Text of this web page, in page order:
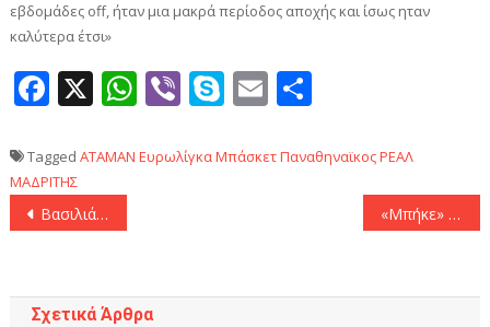
εβδομάδες off, ήταν μια μακρά περίοδος αποχής και ίσως ηταν
καλύτερα έτσι»
Facebook
X WhatsApp
ViberSkype
Email
Tagged ΑΤΑΜΑΝ ΕυρωλίγκαΜπάσκετΠαναθηναϊκοςΡΕΑΛ
ΜΑΔΡΙΤΗΣ
Πλοήγηση
Βασιλιάς της Ευρώπης ο Παναθηναϊκός «άλωσε» την Μαδρίτη με σούπερ Λεσόρ! (86-97) «Μπήκε» και ο Μουκουντί στην ΑΕΚ
Σχετικά Άρθρα